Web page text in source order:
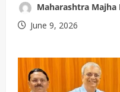
Maharashtra Majha
June 9, 2026